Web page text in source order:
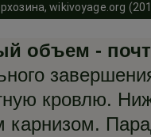
wikivoyage.org
объем -
кровлю.
карнизом.